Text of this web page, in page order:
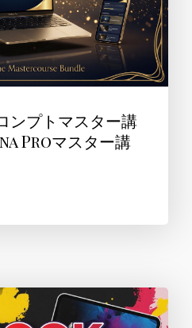
ンプトマスター講
Proマスター講